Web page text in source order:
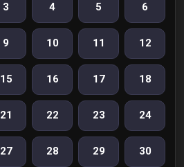
3 4 5 6
9 10 11 12
15 16 17 18
21 22 23 24
27 28 29 30